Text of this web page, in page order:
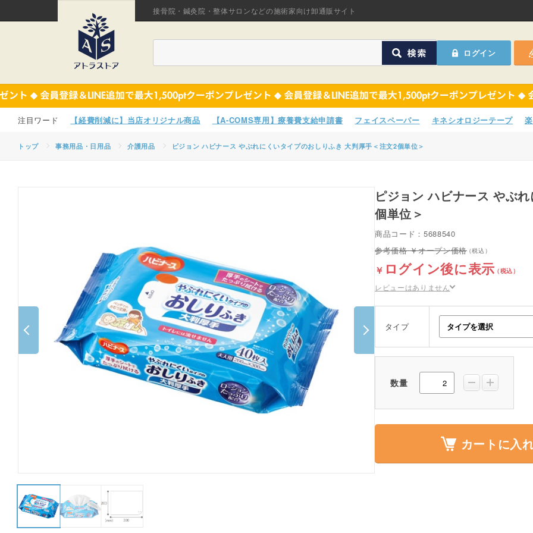
接骨院・鍼灸院・整体サロンなどの施術家向け卸通販サイト
ログイン
オリジナル商品
サポーター
院内消耗品
ポスター・チラシ類
A-COMS
アウトレット
【経費削減に】当店オリジナル商品 【A-COMS専用】療養費支給申請書 フェイスペーパー キネシオロジーテープ
トップ 事務用品・日用品 介護用品 ピジョン ハビナース やぶれにくいタイプのおしりふき 大判厚手＜注文2個単位＞
ピジョン ハビナース やぶれにくいタイプのおしりふき 大判厚手＜注文2
個単位＞
商品コード：5688540
オープン価格
ログイン後に表示
レビューはありません
タイプ
数量
カートに入
ほねつぎHot
鍼灸用品
サポーター
ポスター・チラシ類
アウトレット